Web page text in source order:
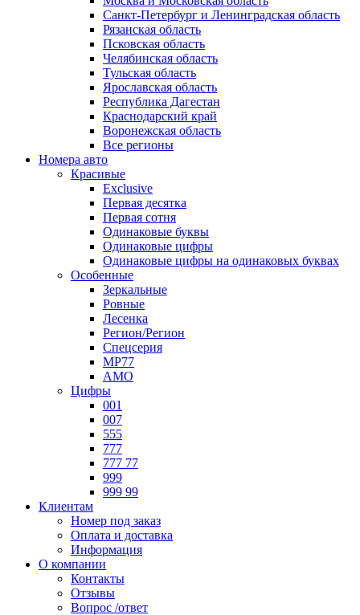
Санкт-Петербург и Ленинградская область
Рязанская область
Псковская область
Челябинская область
Тульская область
Ярославская область
Республика Дагестан
Краснодарский край
Воронежская область
Все регионы
Номера авто
Красивые
Exclusive
Первая десятка
Первая сотня
Одинаковые буквы
Одинаковые цифры
Одинаковые цифры на одинаковых буквах
Особенные
Зеркальные
Ровные
Лесенка
Регион/Регион
Спецсерия
МР77
АМО
Цифры
001
007
555
777
777 77
999
999 99
Клиентам
Номер под заказ
Оплата и доставка
Информация
О компании
Контакты
Отзывы
Вопрос /ответ